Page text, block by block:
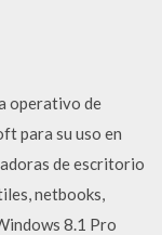
operativo de
para su uso en
de escritorio
netbooks,
8.1 Pro